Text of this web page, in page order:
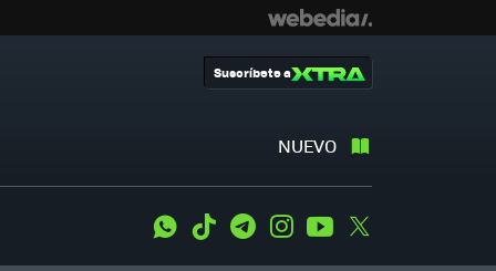
NUEVO
Suscríbete a
WhatsApp
Tiktok TelegramInstagramYoutube